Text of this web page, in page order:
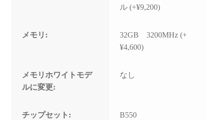
ル (+¥9,200)
メモリ:
32GB 3200MHz (+
¥4,600)
メモリホワイトモデ
ルに変更:
なし
チップセット: B550